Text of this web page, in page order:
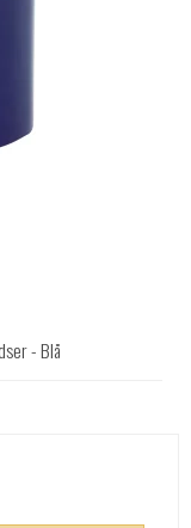
- Blå